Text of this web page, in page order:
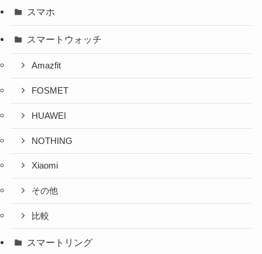
スマホ
スマートウォッチ
Amazfit
FOSMET
HUAWEI
NOTHING
Xiaomi
その他
比較
スマートリング